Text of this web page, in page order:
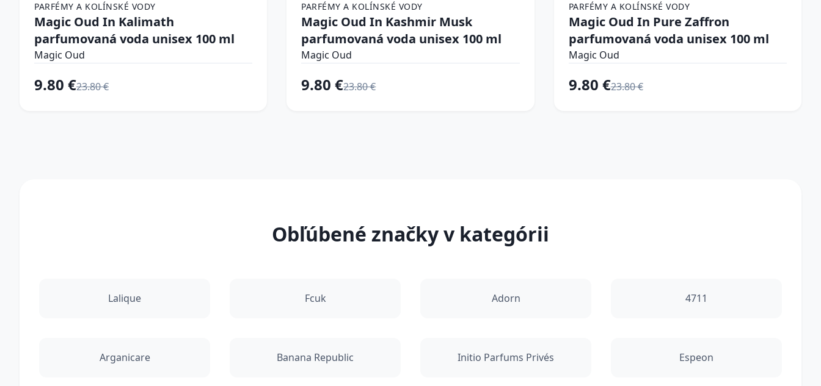
PARFÉMY A KOLÍNSKÉ VODY
Magic Oud In Kalimath
parfumovaná voda unisex 100 ml
Magic Oud
9.80 €23.80 €
PARFÉMY A KOLÍNSKÉ VODY
Magic Oud In Kashmir Musk
parfumovaná voda unisex 100 ml
Magic Oud
9.80 €23.80 €
PARFÉMY A KOLÍNSKÉ VODY
Magic Oud In Pure Zaffron
parfumovaná voda unisex 100 ml
Magic Oud
9.80 €23.80 €
Obľúbené značky v kategórii
Lalique Fcuk Adorn 4711
Arganicare Banana Republic Initio Parfums Privés Espeon